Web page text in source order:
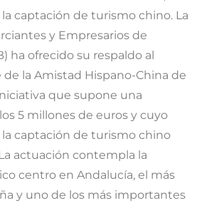
captación de turismo chino. La
y Empresarios de
ha ofrecido su respaldo al
la Amistad Hispano-China de
que supone una
5 millones de euros y cuyo
captación de turismo chino
actuación contempla la
centro en Andalucía, el más
y uno de los más importantes